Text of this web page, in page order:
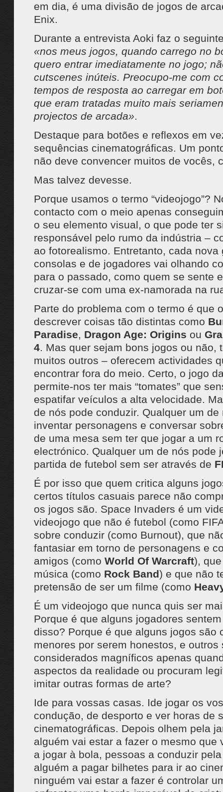
em dia, é uma divisão de jogos de
Enix.
Durante a entrevista Aoki faz o
«nos meus jogos, quando carrego no
quero entrar imediatamente no jogo;
cutscenes inúteis. Preocupo-me com
tempos de resposta ao carregar em
que eram tratadas muito mais
projectos de arcada».
Destaque para botões e reflexos em
sequências cinematográficas. Um
não deve convencer muitos de vocês,
Mas talvez devesse.
Porque usamos o termo “videojogo”?
contacto com o meio apenas
o seu elemento visual, o que pode ter
responsável pelo rumo da indústria –
ao fotorealismo. Entretanto, cada nova
consolas e de jogadores vai olhando
para o passado, como quem se sente
cruzar-se com uma ex-namorada na
Parte do problema com o termo é que
descrever coisas tão distintas como
Paradise, Dragon Age: Origins ou
4. Mas quer sejam bons jogos ou não,
muitos outros – oferecem actividades
encontrar fora do meio. Certo, o jogo
permite-nos ter mais “tomates” que
espatifar veículos a alta velocidade.
de nós pode conduzir. Qualquer um de
inventar personagens e conversar
de uma mesa sem ter que jogar a um
electrónico. Qualquer um de nós pode
partida de futebol sem ser através de
É por isso que quem critica alguns
certos títulos casuais parece não
os jogos são. Space Invaders é um
videojogo que não é futebol (como
sobre conduzir (como Burnout), que
fantasiar em torno de personagens e
amigos (como World Of Warcraft),
música (como Rock Band) e que não
pretensão de ser um filme (como
É um videojogo que nunca quis ser
Porque é que alguns jogadores
disso? Porque é que alguns jogos são
menores por serem honestos, e outros
considerados magníficos apenas
aspectos da realidade ou procuram
imitar outras formas de arte?
Ide para vossas casas. Ide jogar os
condução, de desporto e ver horas de
cinematográficas. Depois olhem pela
alguém vai estar a fazer o mesmo que
a jogar à bola, pessoas a conduzir
alguém a pagar bilhetes para ir ao
ninguém vai estar a fazer é controlar